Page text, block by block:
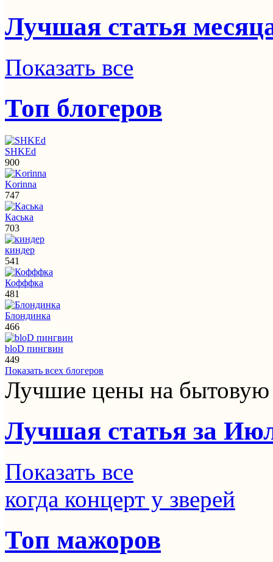
Лучшая статья
Показать все
Топ блогеров
SHKEd
900
Korinna
747
Каська
703
киндер
541
Кофффка
481
Блондинка
466
bloD пингвин
449
Показать всех блогеров
Лучшие цены на
Лучшая статья за
Показать все
когда концерт у зверей
Топ мажоров